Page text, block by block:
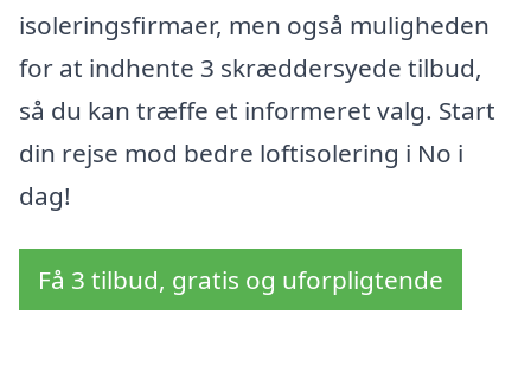
isoleringsfirmaer, men også muligheden
for at indhente 3 skræddersyede tilbud,
så du kan træffe et informeret valg. Start
din rejse mod bedre loftisolering i No i
dag!
Få 3 tilbud, gratis og uforpligtende